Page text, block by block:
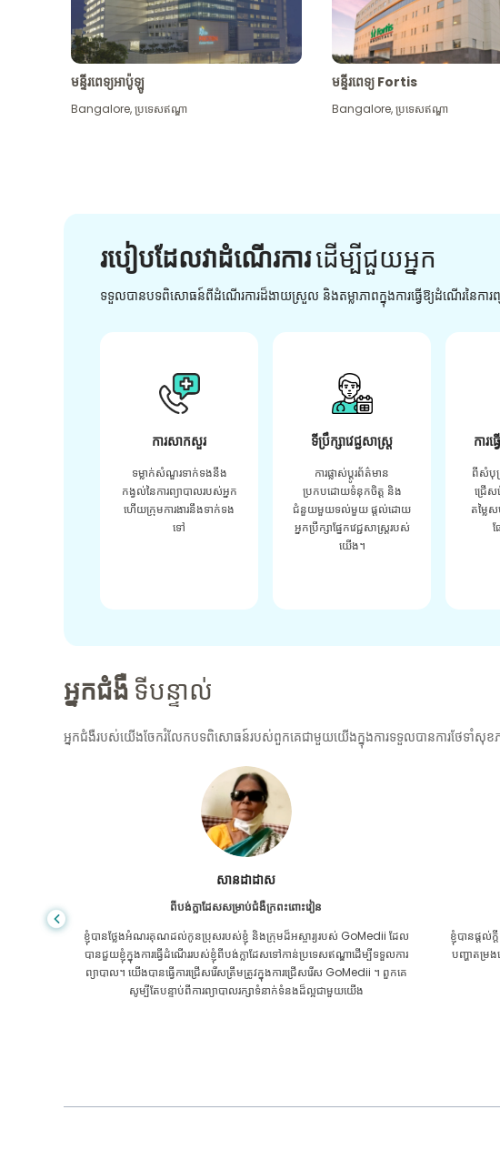
មន្ទីរពេទ្យអាប៉ូឡូ
Bangalore,ប្រទេសឥណ្ឌា
មន្ទីរពេទ្យ Fortis
Bangalore,ប្រទេសឥណ្ឌា
របៀបដែលវាដំណើរការដើម្បី​ជួយ​អ្នក
ទទួលបានបទពិសោធន៍ពីដំណើរការដ៏ងាយស្រួល និងតម្លាភាពក្នុងការធ្វើឱ្យដំណើរ
ការសាកសួរ
ទម្លាក់សំណួរទាក់ទងនឹង
កង្វល់នៃការព្យាបាលរបស់អ្នក
ហើយក្រុមការងារនឹងទាក់ទង
ទៅ
ទីប្រឹក្សាវេជ្ជសាស្ត្រ
ការផ្លាស់ប្តូរព័ត៌មាន
ប្រកបដោយទំនុកចិត្ត និង
ជំនួយមួយទល់មួយ ផ្តល់ដោយ
អ្នកប្រឹក្សាផ្នែកវេជ្ជសាស្រ្តរបស់
យើង។
ការ
ពីសំបុត្
ជ្រើ
តម្លៃស
អ្នកជំងឺ ទីបន្ទាល់
អ្នកជំងឺរបស់យើងចែករំលែកបទពិសោធន៍របស់ពួកគេជាមួយយើងក្នុងការទទួលបានការថែទាំសុ
សានដាដាស
ពីបង់ក្លាដែសសម្រាប់ជំងឺក្រពះពោះវៀន
ខ្ញុំបានថ្លែងអំណរគុណដល់កូនប្រុសរបស់ខ្ញុំ និងក្រុមដ៏អស្ចារ្យរបស់ GoMedii ដែល
បានជួយខ្ញុំក្នុងការធ្វើដំណើររបស់ខ្ញុំពីបង់ក្លាដែសទៅកាន់ប្រទេសឥណ្ឌាដើម្បីទទួលការ
ព្យាបាល។ យើងបានធ្វើការជ្រើសរើសត្រឹមត្រូវក្នុងការជ្រើសរើស GoMedii ។ ពួកគេ
សូម្បីតែបន្ទាប់ពីការព្យាបាលរក្សាទំនាក់ទំនងដ៏ល្អជាមួយយើង
ខ្ញុំ​បាន​ផ្តល់​
បញ្ហា​តម្រ